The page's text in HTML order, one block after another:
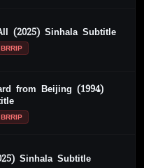
(2025) Sinhala Subtitle
BRRIP
from Beijing (1994)
BRRIP
Sinhala Subtitle